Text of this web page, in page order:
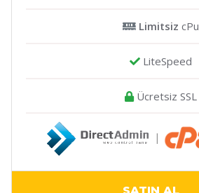
Limitsiz cPu
LiteSpeed
Ücretsiz SSL
|